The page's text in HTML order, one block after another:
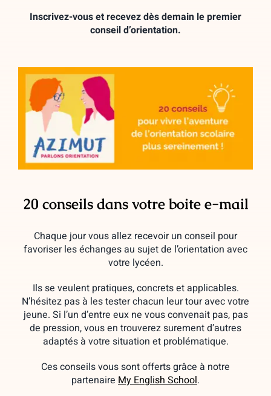
Inscrivez-vous et recevez dès demain le premier
conseil d’orientation.
20 conseils dans votre boite e-mail
Chaque jour vous allez recevoir un conseil pour
favoriser les échanges au sujet de l’orientation avec
votre lycéen.
Ils se veulent pratiques, concrets et applicables.
N’hésitez pas à les tester chacun leur tour avec votre
jeune. Si l’un d’entre eux ne vous convenait pas, pas
de pression, vous en trouverez surement d’autres
adaptés à votre situation et problématique.
Ces conseils vous sont offerts grâce à notre
partenaire My English School.